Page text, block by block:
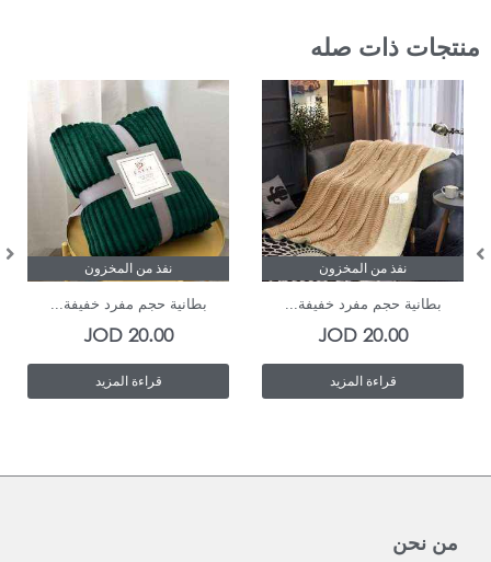
منتجات ذات صله
نفذ من المخزون
بطانية حجم مفرد خفيفة...
20.00
JOD
قراءة المزيد
نفذ من المخزون
بطانية حجم مفرد خفيفة...
20.00
JOD
قراءة المزيد
من نحن